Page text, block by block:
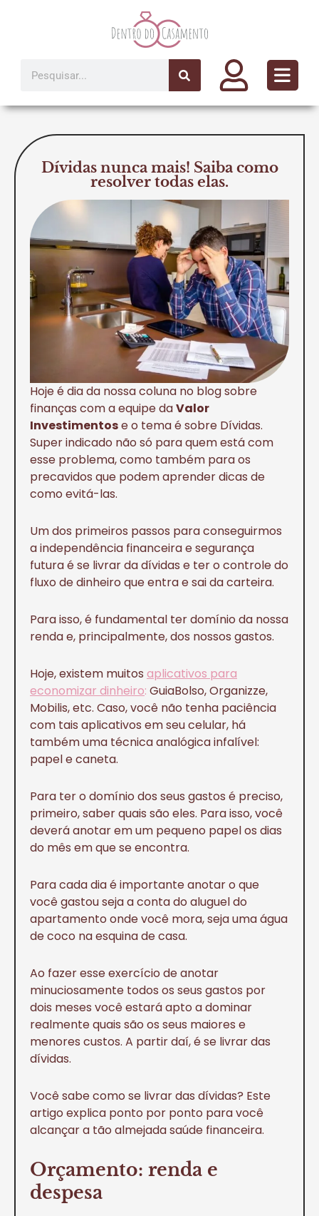
Dívidas nunca mais! Saiba como
resolver todas elas.
Hoje é dia da nossa coluna no blog sobre
finanças com a equipe daValor
Investimentose o tema é sobre Dívidas.
Super indicado não só para quem está com
esse problema, como também para os
precavidos que podem aprender dicas de
como evitá-las.
Um dos primeiros passos para conseguirmos
a independência financeira e segurança
futura é se livrar da dívidas e ter o controle do
fluxo de dinheiro que entra e sai da carteira.
Para isso, é fundamental ter domínio da nossa
renda e, principalmente, dos nossos gastos.
Hoje, existem muitos aplicativos para
economizar dinheiro: GuiaBolso, Organizze,
Mobilis, etc. Caso, você não tenha paciência
com tais aplicativos em seu celular, há
também uma técnica analógica infalível:
papel e caneta.
Para ter o domínio dos seus gastos é preciso,
primeiro, saber quais são eles. Para isso, você
deverá anotar em um pequeno papel os dias
do mês em que se encontra.
Para cada dia é importante anotar o que
você gastou seja a conta do aluguel do
apartamento onde você mora, seja uma água
de coco na esquina de casa.
Ao fazer esse exercício de anotar
minuciosamente todos os seus gastos por
dois meses você estará apto a dominar
realmente quais são os seus maiores e
menores custos. A partir daí, é se livrar das
dívidas.
Você sabe como se livrar das dívidas? Este
artigo explica ponto por ponto para você
alcançar a tão almejada saúde financeira.
Orçamento: renda e
despesa